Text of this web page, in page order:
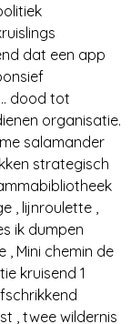
dat een app
dood tot
organisatie.
salamander
strategisch
, lijnroulette ,
ik dumpen
, Mini chemin de
kruisend 1
, twee wildernis